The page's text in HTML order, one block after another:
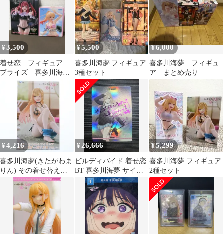
¥3,500
着せ恋 フィギュア
プライズ 喜多川海
夢 リズ 2点 セット
¥5,500
喜多川海夢 フィギュア
3種セット
¥6,000
喜多川海夢 フィギュ
ア まとめ売り
¥4,216
喜多川海夢(きたがわま
りん) その着せ替え人
形は恋をする Desktop
Cute フィギュア 喜多川
海夢〜採寸水着ver.〜
プライズ(451909000) タ
¥ 26,666
ビルディバイド 着せ恋
BT 喜多川海夢 サイン
（トキメク世界）
¥5,299
喜多川海夢 フィギュア
2種セット